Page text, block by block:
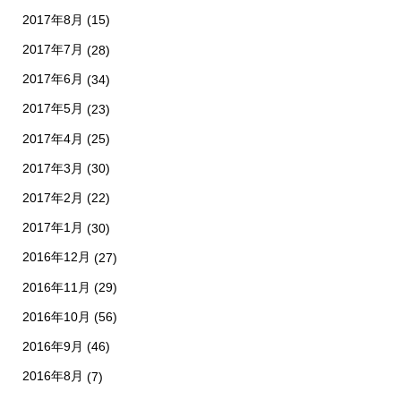
2017年8月 (15)
2017年7月 (28)
2017年6月 (34)
2017年5月 (23)
2017年4月 (25)
2017年3月 (30)
2017年2月 (22)
2017年1月 (30)
2016年12月 (27)
2016年11月 (29)
2016年10月 (56)
2016年9月 (46)
2016年8月 (7)